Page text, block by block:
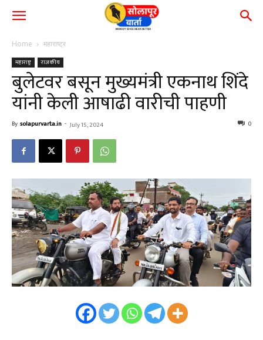
Home महाराष्ट्र
महाराष्ट्र राजकीय
बुलेटवर बसून मुख्यमंत्री एकनाथ शिंदे
यांनी केली आषाढी वारीची पाहणी
By solapurvarta.in - July 15, 2024 0